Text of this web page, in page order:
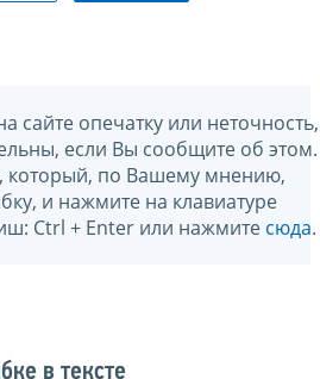
сайте опечатку или неточность,
если Вы сообщите об этом.
который, по Вашему мнению,
и нажмите на клавиатуре
Ctrl + Enter или нажмите сюда.
в тексте